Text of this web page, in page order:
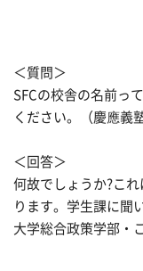
＜質問＞
SFCの校舎の名前っ
ください。（慶應義
＜回答＞
何故でしょうか?こ
ります。学生課に聞
大学総合政策学部・